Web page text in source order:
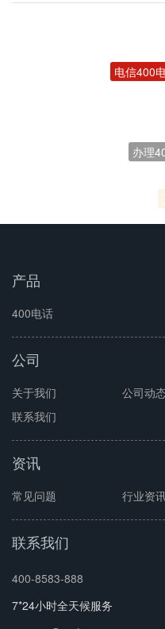
联通400电话
电信400
产品
400电话
公司
关于我们 公司动
联系我们
资讯
常见问题 行业资
联系我们
400-8583-888
7*24小时全天候服务